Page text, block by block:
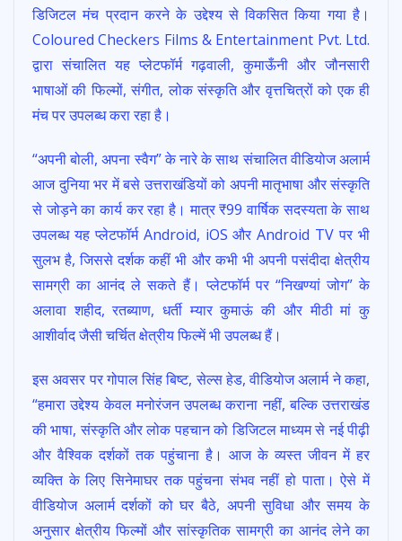
डिजिटल मंच प्रदान करने के उद्देश्य से विकसित किया गया है।
Coloured Checkers Films & Entertainment Pvt. Ltd.
द्वारा संचालित यह प्लेटफॉर्म गढ़वाली, कुमाऊँनी और जौनसारी
भाषाओं की फिल्मों, संगीत, लोक संस्कृति और वृत्तचित्रों को एक ही
मंच पर उपलब्ध करा रहा है।
“अपनी बोली, अपना स्वैग” के नारे के साथ संचालित वीडियोज अलार्म
आज दुनिया भर में बसे उत्तराखंडियों को अपनी मातृभाषा और संस्कृति
से जोड़ने का कार्य कर रहा है। मात्र ₹99 वार्षिक सदस्यता के साथ
उपलब्ध यह प्लेटफॉर्म Android, iOS और Android TV पर भी
सुलभ है, जिससे दर्शक कहीं भी और कभी भी अपनी पसंदीदा क्षेत्रीय
सामग्री का आनंद ले सकते हैं। प्लेटफॉर्म पर “निखण्यां जोग” के
अलावा शहीद, रतब्याण, धर्ती म्यार कुमाऊं की और मीठी मां कु
आशीर्वाद जैसी चर्चित क्षेत्रीय फिल्में भी उपलब्ध हैं।
इस अवसर पर गोपाल सिंह बिष्ट, सेल्स हेड, वीडियोज अलार्म ने कहा,
“हमारा उद्देश्य केवल मनोरंजन उपलब्ध कराना नहीं, बल्कि उत्तराखंड
की भाषा, संस्कृति और लोक पहचान को डिजिटल माध्यम से नई पीढ़ी
और वैश्विक दर्शकों तक पहुंचाना है। आज के व्यस्त जीवन में हर
व्यक्ति के लिए सिनेमाघर तक पहुंचना संभव नहीं हो पाता। ऐसे में
वीडियोज अलार्म दर्शकों को घर बैठे, अपनी सुविधा और समय के
अनुसार क्षेत्रीय फिल्मों और सांस्कृतिक सामग्री का आनंद लेने का